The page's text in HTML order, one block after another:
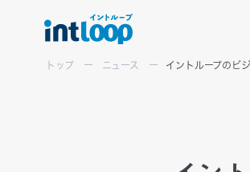
トップ ニュース イントループのビ